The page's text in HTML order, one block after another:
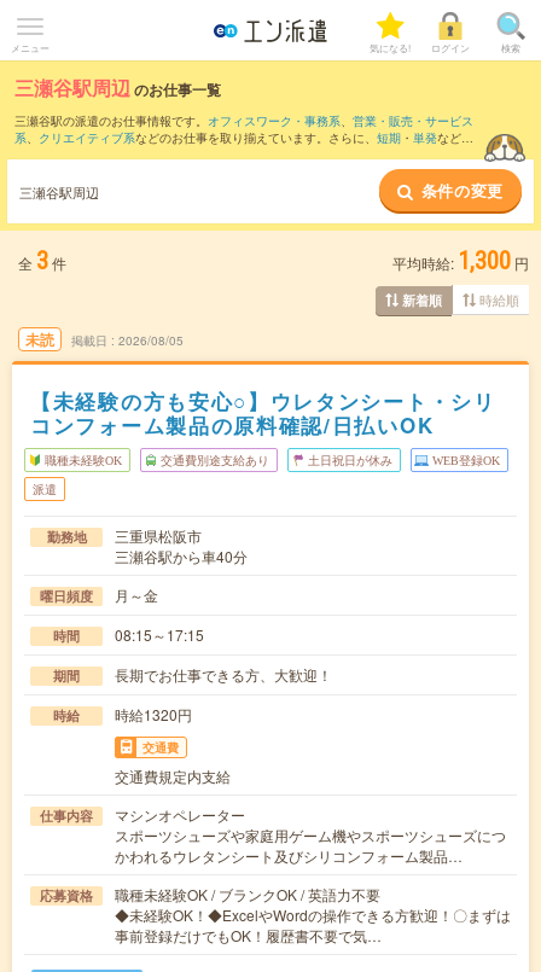
メニュー 気になる! ログイン 検索
三瀬谷駅周辺のお仕事一覧
三瀬谷駅の派遣のお仕事情報です。 オフィスワーク・事務系、 営業・販売・サービス
系、 クリエイティブ系などのお仕事を取り揃えています。さらに、 短期 ・ 単発などの
また、川添駅・
など近隣駅のお仕事もご確認い
ただけます。
三瀬谷駅周辺 条件の変更
全 3件 平均時給: 1,300 円
新着順 時給順
未読 掲載日 2026/08/05
【未経験の方も安心○】ウレタンシート・シリ
コンフォーム製品の原料確認/日払いOK
職種未経験OK 交通費別途支給あり 土日祝日が休み WEB登録OK
派遣
勤務地
三重県松阪市
三瀬谷駅から車40分
曜日頻度 月～金
時間 08:15～17:15
期間 長期でお仕事できる方、大歓迎！
時給 時給1320円
交通費
交通費規定内支給
仕事内容
マシンオペレーター
スポーツシューズや家庭用ゲーム機やスポーツシューズにつ
かわれるウレタンシート及びシリコンフォーム製品…
応募資格
職種未経験OK / ブランクOK / 英語力不要
◆未経験OK！◆ExcelやWordの操作できる方歓迎！〇まずは
事前登録だけでもOK！履歴書不要で気…